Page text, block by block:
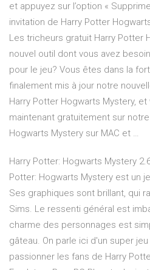
et appuyez sur l’option «
invitation de Harry Potter
Les tricheurs gratuit Harry Potter
nouvel outil dont vous avez
pour le jeu? Vous êtes dans la
finalement mis à jour notre
Harry Potter Hogwarts Mystery,
maintenant gratuitement sur
Hogwarts Mystery sur MAC et …
Harry Potter: Hogwarts Mystery
Potter: Hogwarts Mystery est un
Ses graphiques sont brillant, qui
Sims. Le ressenti général est
charme des personnages est
gâteau. On parle ici d'un super
passionner les fans de Harry